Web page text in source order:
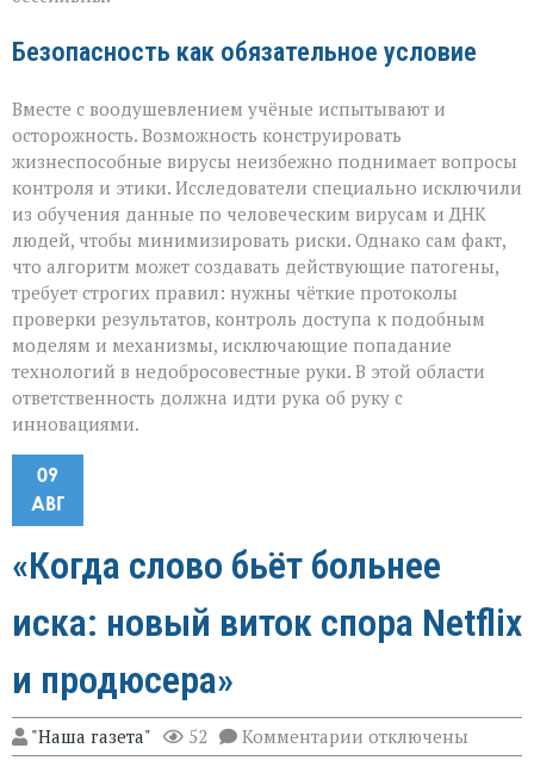
Безопасность как обязательное условие
Вместе с воодушевлением учёные испытывают и
осторожность. Возможность конструировать
жизнеспособные вирусы неизбежно поднимает вопросы
контроля и этики. Исследователи специально исключили
из обучения данные по человеческим вирусам и ДНК
людей, чтобы минимизировать риски. Однако сам факт,
что алгоритм может создавать действующие патогены,
требует строгих правил: нужны чёткие протоколы
проверки результатов, контроль доступа к подобным
моделям и механизмы, исключающие попадание
технологий в недобросовестные руки. В этой области
ответственность должна идти рука об руку с
инновациями.
09
АВГ
«Когда слово бьёт больнее
иска: новый виток спора Netflix
и продюсера»
"Наша газета" 52 Комментарии к
записи
отключены